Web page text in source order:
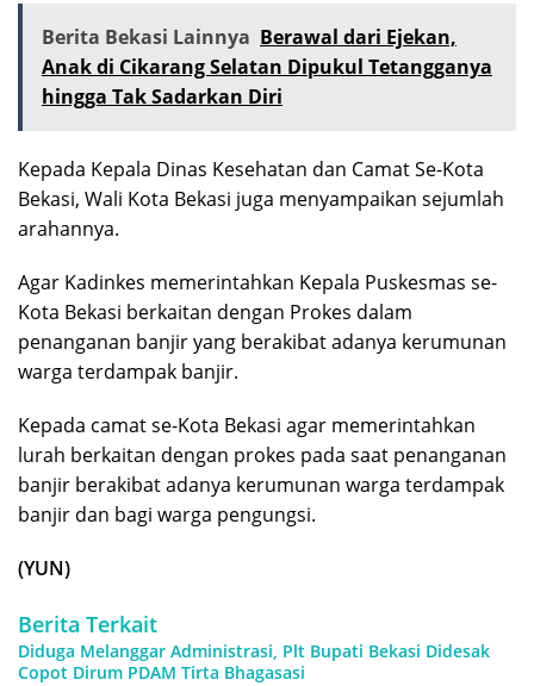
Berita Bekasi Lainnya Berawal dari Ejekan,
Anak di Cikarang Selatan Dipukul Tetangganya
hingga Tak Sadarkan Diri
Kepada Kepala Dinas Kesehatan dan Camat Se-Kota
Bekasi, Wali Kota Bekasi juga menyampaikan sejumlah
arahannya.
Agar Kadinkes memerintahkan Kepala Puskesmas se-
Kota Bekasi berkaitan dengan Prokes dalam
penanganan banjir yang berakibat adanya kerumunan
warga terdampak banjir.
Kepada camat se-Kota Bekasi agar memerintahkan
lurah berkaitan dengan prokes pada saat penanganan
banjir berakibat adanya kerumunan warga terdampak
banjir dan bagi warga pengungsi.
(YUN)
Berita Terkait
Diduga Melanggar Administrasi, Plt Bupati Bekasi Didesak
Copot Dirum PDAM Tirta Bhagasasi